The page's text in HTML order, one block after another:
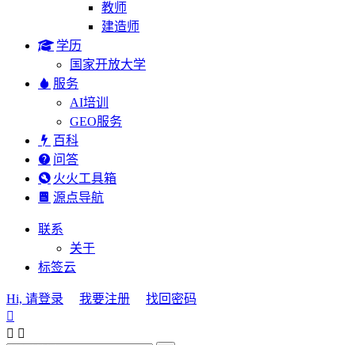
教师
建造师
学历
国家开放大学
服务
AI培训
GEO服务
百科
问答
火火工具箱
源点导航
联系
关于
标签云
Hi, 请登录 我要注册
找回密码

 